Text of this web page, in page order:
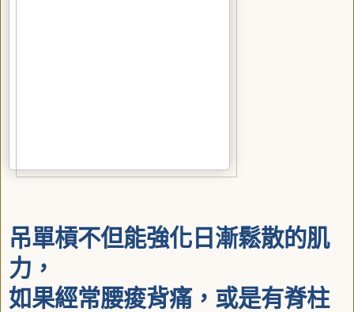
吊單槓不但能強化日漸鬆散的肌
力，
如果經常腰痠背痛，或是有脊柱